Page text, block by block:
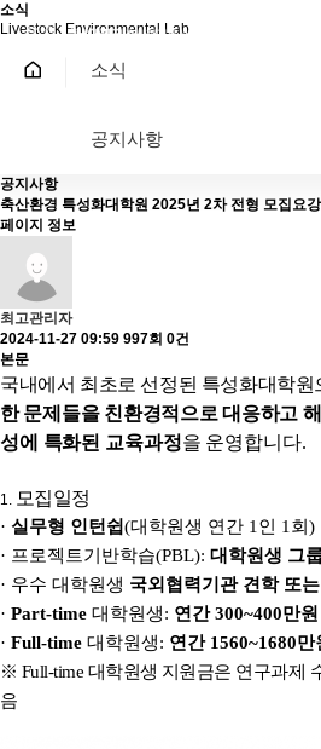
소식
Livestock Environmental Lab
소식
공지사항
공지사항
축산환경 특성화대학원 2025년 2차 전형 모집요강
페이지 정보
최고관리자
2024-11-27 09:59 997회 0건
본문
국내에서 최초로 선정된 특성화대학원
한 문제들을 친환경적으로 대응하고
성에 특화된 교육과정을 운영합니다.
1. 모집일정
· 실무형 인턴쉽(대학원생 연간 1 인 1 회 )
· 프로젝트기반학습(PBL): 대학원생 그
· 우수 대학원생 국외협력기관 견학 또는
· Part-time 대학원생: 연간300~400만원
· Full-time 대학원생: 연간 1560~1680만
※ Full-time 대학원생 지원금은 연구과제
음